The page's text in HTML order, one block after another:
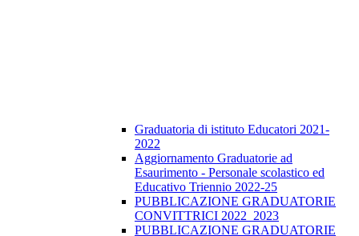
Graduatoria di istituto Educatori 2021-
2022
Aggiornamento Graduatorie ad
Esaurimento - Personale scolastico ed
Educativo Triennio 2022-25
PUBBLICAZIONE GRADUATORIE
CONVITTRICI 2022_2023
PUBBLICAZIONE GRADUATORIE